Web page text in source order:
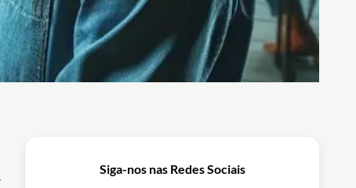
Siga-nos nas Redes Sociais